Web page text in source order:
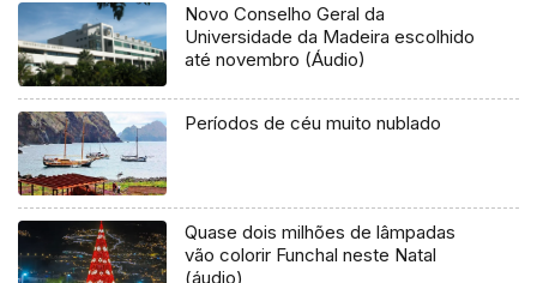
Novo Conselho Geral da
Universidade da Madeira escolhido
até novembro (Áudio)
Períodos de céu muito nublado
Quase dois milhões de lâmpadas
vão colorir Funchal neste Natal
(áudio)